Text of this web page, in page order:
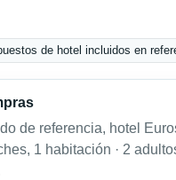
de hotel incluidos en
de referencia, hotel
1 habitación · 2